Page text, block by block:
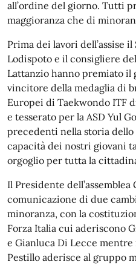
all’ordine del giorno. Tutti
maggioranza che di
Prima dei lavori dell’assise
Lodispoto e il consigliere
Lattanzio hanno premiato il
vincitore della medaglia di
Europei di Taekwondo ITF
e tesserato per la ASD Yul
precedenti nella storia
capacità dei nostri giovani
orgoglio per tutta la
Il Presidente
comunicazione di due
minoranza, con la
Forza Italia cui aderiscono
e Gianluca Di Lecce
Pestillo aderisce al gruppo